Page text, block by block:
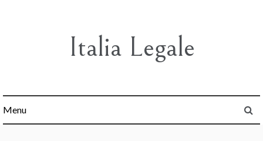
Italia Legale
Menu